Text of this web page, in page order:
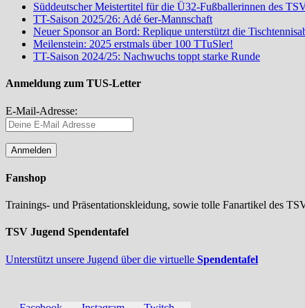
Süddeutscher Meistertitel für die Ü32-Fußballerinnen des
TT-Saison 2025/26: Adé 6er-Mannschaft
Neuer Sponsor an Bord: Replique unterstützt die
Meilenstein: 2025 erstmals über 100 TTuSler!
TT-Saison 2024/25: Nachwuchs toppt starke Runde
Anmeldung zum TUS-Letter
E-Mail-Adresse:
Fanshop
Trainings- und Präsentationskleidung, sowie tolle Fanartikel des
TSV Jugend Spendentafel
Unterstützt unsere Jugend über die virtuelle Spendentafel